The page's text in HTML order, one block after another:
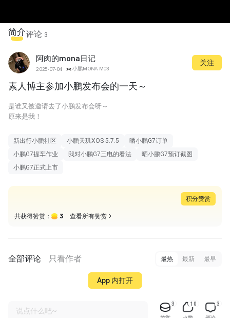
简介评论 3
阿肉的mona日记
2025-07-04 小鹏MONA M03
关注
素人博主参加小鹏发布会的一天～
是谁又被邀请去了小鹏发布会呀～
原来是我！
新出行小鹏社区 小鹏天玑XOS 5.7.5
晒小鹏G7订单
小鹏G7提车作业
我对小鹏G7三电的看法
晒小鹏G7预订截图
小鹏G7正式上市
积分赞赏
共获得赞赏： 3 查看所有赞赏
全部评论 只看作者 最热 最新 最早
说点什么吧~
3 10 3
App 内打开